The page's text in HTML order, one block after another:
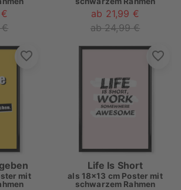
€
ab 21,99 €
ab 24,99 €
mit
Life Is Short
als 18x13 cm Poster mit
schwarzem Rahmen